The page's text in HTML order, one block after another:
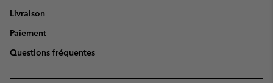
Livraison
Paiement
Questions fréquentes